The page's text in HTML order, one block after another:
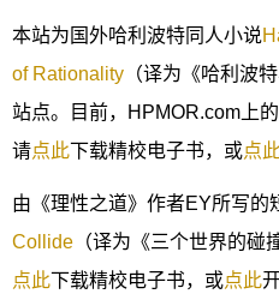
本站为国外哈利波特同人小说
of Rationality （译为《哈利波
站点。目前，HPMOR.com上
请点此下载精校电子书，或点
由《理性之道》作者EY所写的
Collide （译为《三个世界的
点此下载精校电子书，或点此